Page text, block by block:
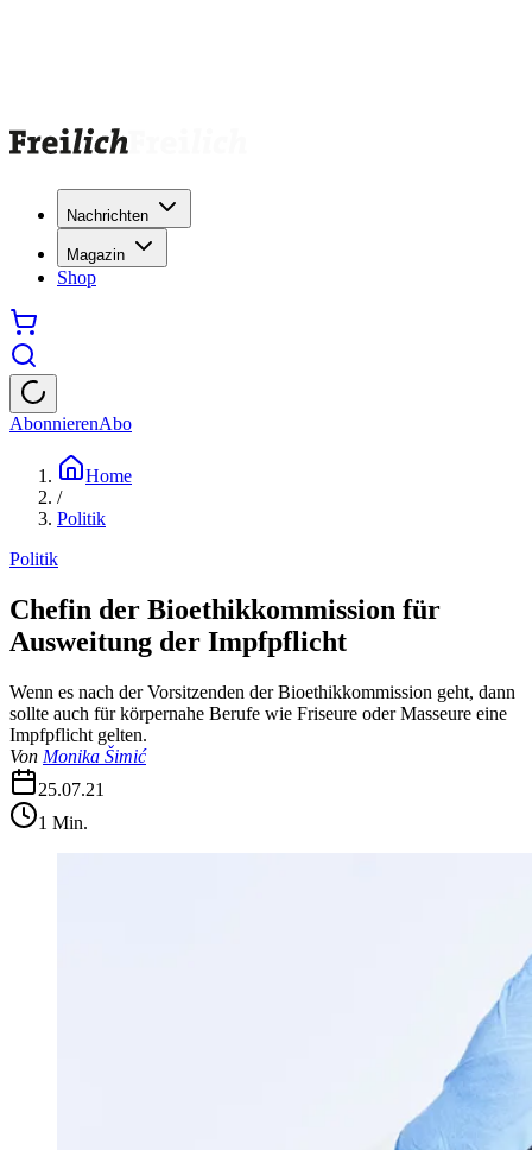
Nachrichten
Magazin
Shop
AbonnierenAbo
Home
/
Politik
Politik
Chefin der Bioethikkommission für
Ausweitung der Impfpflicht
Wenn es nach der Vorsitzenden der Bioethikkommission geht, dann
sollte auch für körpernahe Berufe wie Friseure oder Masseure eine
Impfpflicht gelten.
Von Monika Šimić
25.07.21
1 Min.